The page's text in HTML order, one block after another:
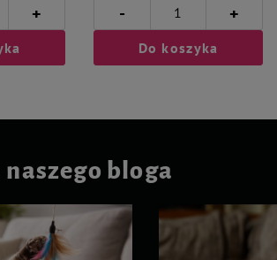
+ - +
Do koszyka
naszego bloga